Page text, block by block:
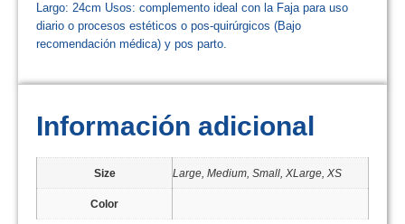
Largo: 24cm Usos: complemento ideal con la Faja para uso
diario o procesos estéticos o pos-quirúrgicos (Bajo
recomendación médica) y pos parto.
Información adicional
Size Large, Medium, Small, XLarge, XS
Color